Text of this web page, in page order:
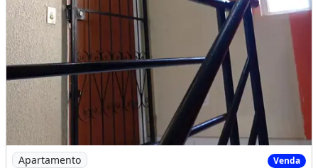
Imagem: Imóvel para Venda com 45 Metros Quadrados
Apartamento Venda